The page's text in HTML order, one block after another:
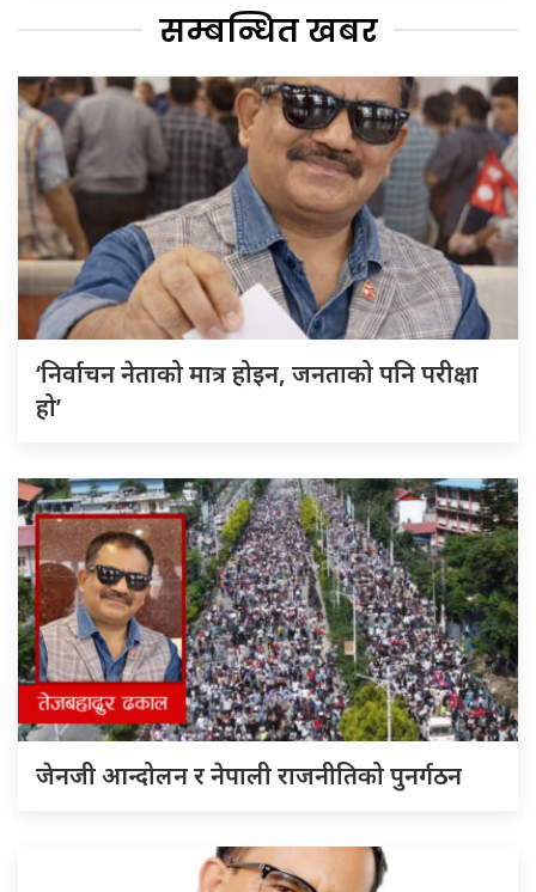
सम्बन्धित खबर
‘निर्वाचन नेताको मात्र होइन, जनताको पनि परीक्षा
हो’
जेनजी आन्दोलन र नेपाली राजनीतिको पुनर्गठन